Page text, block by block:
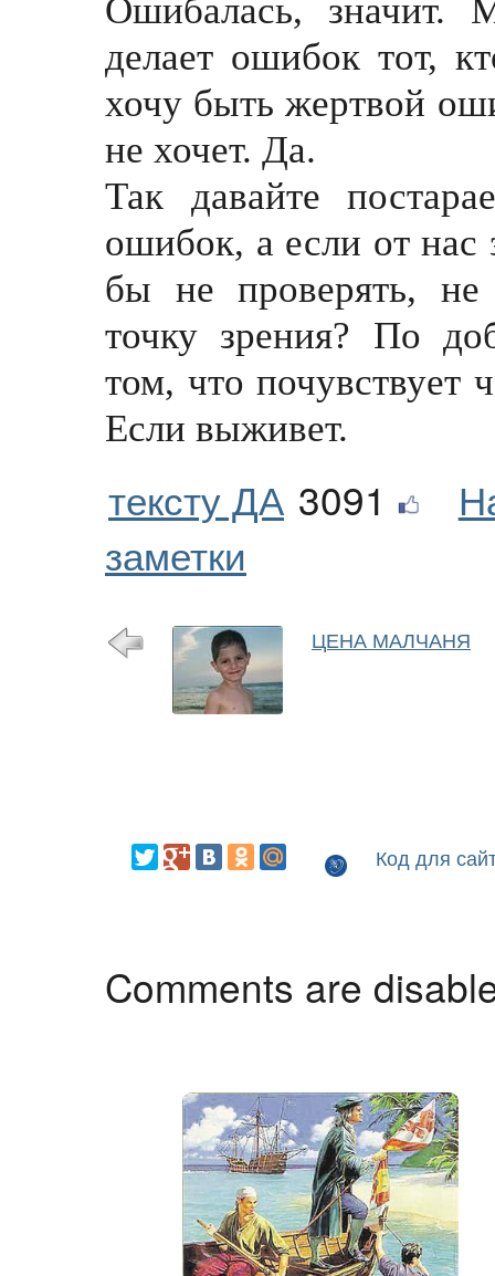
Ошибалась,
делает ошибок тот,
хочу быть жертвой
не хочет. Да.
Так давайте
ошибок, а если от нас
бы не проверять, не
точку зрения? По
том, что почувствует
Если выживет.
тексту ДА 3091
заметки
ЦЕНА МАЛЧАНЯ
Код для
Comments are